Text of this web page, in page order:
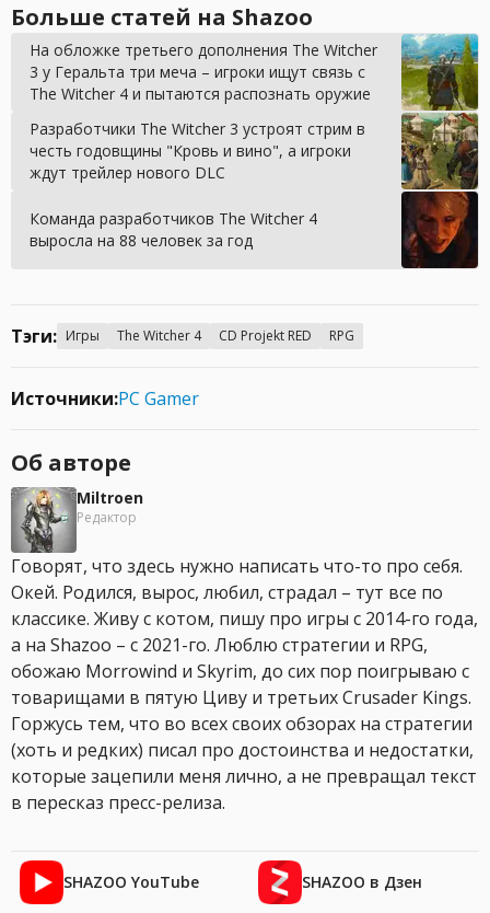
Больше статей на Shazoo
На обложке третьего дополнения The Witcher
3 у Геральта три меча – игроки ищут связь с
The Witcher 4 и пытаются распознать оружие
Разработчики The Witcher 3 устроят стрим в
честь годовщины "Кровь и вино", а игроки
ждут трейлер нового DLC
Команда разработчиков The Witcher 4
выросла на 88 человек за год
Тэги: Игры The Witcher 4 CD Projekt RED RPG
Источники:PC Gamer
Об авторе
Miltroen
Редактор
Говорят, что здесь нужно написать что-то про себя.
Окей. Родился, вырос, любил, страдал – тут все по
классике. Живу с котом, пишу про игры с 2014-го года,
а на Shazoo – с 2021-го. Люблю стратегии и RPG,
обожаю Morrowind и Skyrim, до сих пор поигрываю с
товарищами в пятую Циву и третьих Crusader Kings.
Горжусь тем, что во всех своих обзорах на стратегии
(хоть и редких) писал про достоинства и недостатки,
которые зацепили меня лично, а не превращал текст
в пересказ пресс-релиза.
SHAZOO YouTube SHAZOO в Дзен